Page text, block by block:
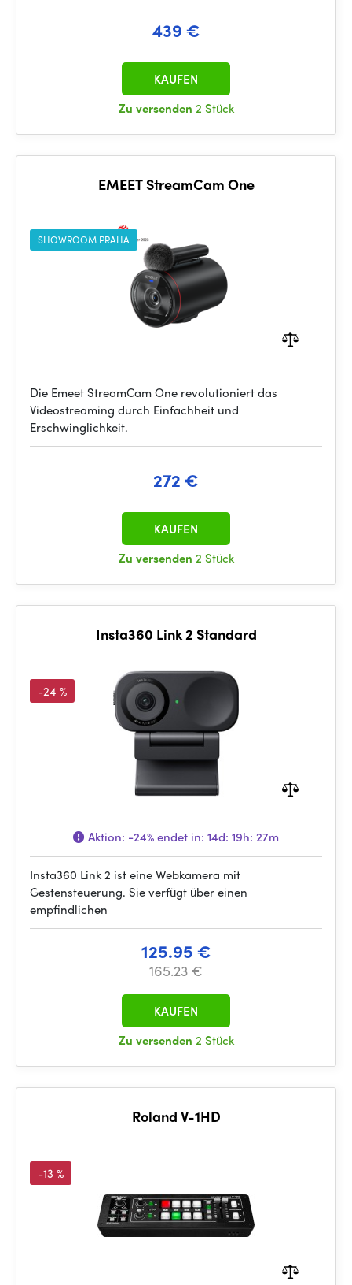
439 €
Zu versenden 2 Stück
KAUFEN
EMEET StreamCam One
SHOWROOM PRAHA
Die Emeet StreamCam One revolutioniert das
Videostreaming durch Einfachheit und
Erschwinglichkeit.
272 €
Zu versenden 2 Stück
KAUFEN
Insta360 Link 2 Standard
-24 %
Aktion: -24%endet in: 14d: 19h: 27m
Insta360 Link 2 ist eine Webkamera mit
Gestensteuerung. Sie verfügt über einen
empfindlichen
125.95 €
165.23 €
Zu versenden 2 Stück
KAUFEN
Roland V-1HD
-13 %